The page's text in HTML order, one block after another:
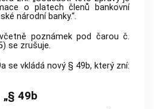
o platech členů bankovní
národní banky.“.
poznámek pod čarou č.
se zrušuje.
se vkládá nový § 49b, který zní:
„§ 49b